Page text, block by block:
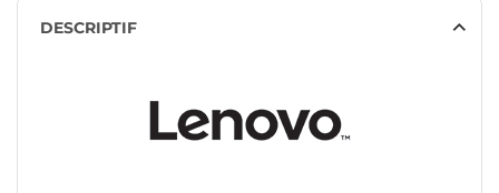
DESCRIPTIF